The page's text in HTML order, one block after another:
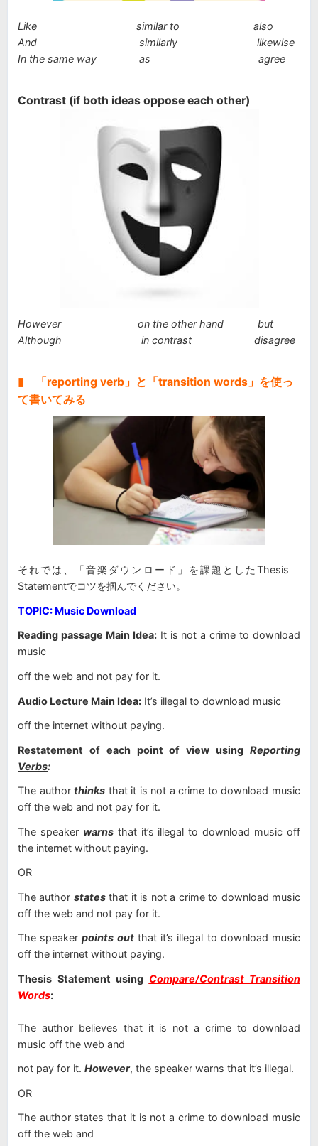
Like similar to also
And similarly likewise
In the same way as agree
Contrast (if both ideas oppose each other)
However on the other hand but
Although in contrast disagree
▮ 「reporting verb」と「transition words」を使っ
て書いてみる
それでは、「音楽ダウンロード」を課題としたThesis
Statementでコツを掴んでください。
TOPIC: Music Download
Reading passage Main Idea:It is not a crime to download
music
off the web and not pay for it.
Audio Lecture Main Idea: It’s illegal to download music
off the internet without paying.
Restatement of each point of view using Reporting
Verbs:
The authorthinks that it is not a crime to download music
off the web and not pay for it.
The speaker warnsthat it’s illegal to download music off
the internet without paying.
OR
The author statesthat it is not a crime to download music
off the web and not pay for it.
The speakerpoints outthat it’s illegal to download music
off the internet without paying.
Thesis Statement using Compare/Contrast Transition
Words:
The author believes that it is not a crime to download
music off the web and
not pay for it. However, the speaker warns that it’s illegal.
OR
The author states that it is not a crime to download music
off the web and